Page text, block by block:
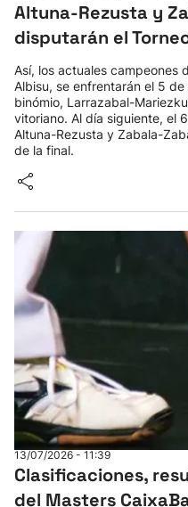
Altuna-Rezusta y
disputarán el
Así, los actuales campeones
Albisu, se enfrentarán el 5
binómio, Larrazabal-
vitoriano. Al día siguiente, el
Altuna-Rezusta y Zabala-
de la final.
13/07/2026 - 11:39
Clasificaciones,
del Masters